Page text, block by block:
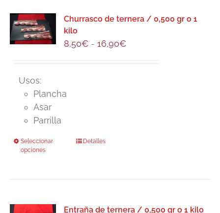
Churrasco de ternera / 0,500 gr o 1
kilo
8,50€ - 16,90€Rango
Usos:
Plancha
Asar
Parrilla
Seleccionar
opciones
Este
Las
Detalles
Entraña de ternera / 0,500 gr o 1 kilo